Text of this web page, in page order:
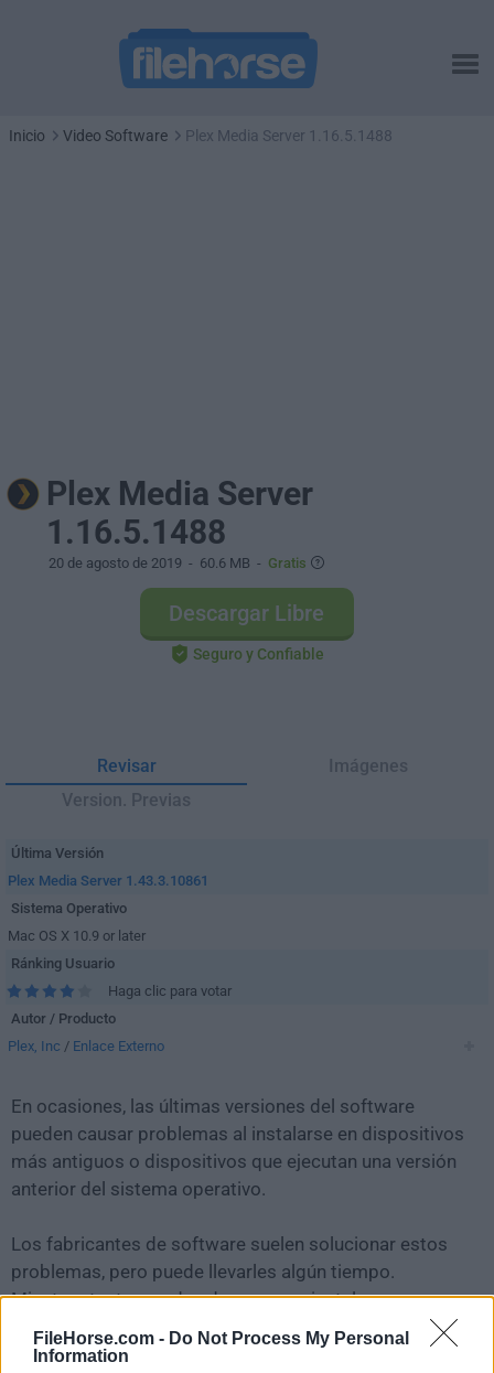
FileHorse.com - Do Not Process My Personal
Information
Inicio Video Software Plex Media Server 1.16.5.1488
Plex Media Server
1.16.5.1488
20 de agosto de 2019 - 60.6 MB - Gratis
Descargar Libre
Seguro y Confiable
Revisar
Imágenes
Version. Previas
Última Versión
Plex Media Server 1.43.3.10861
Sistema Operativo
Mac OS X 10.9 or later
Ránking Usuario
Haga clic para votar
Autor / Producto
Plex, Inc / Enlace Externo
En ocasiones, las últimas versiones del software
pueden causar problemas al instalarse en dispositivos
más antiguos o dispositivos que ejecutan una versión
anterior del sistema operativo.
Los fabricantes de software suelen solucionar estos
problemas, pero puede llevarles algún tiempo.
Mientras tanto, puedes descargar e instalar una
versión anterior dePlex Media Server 1.16.5.1488.